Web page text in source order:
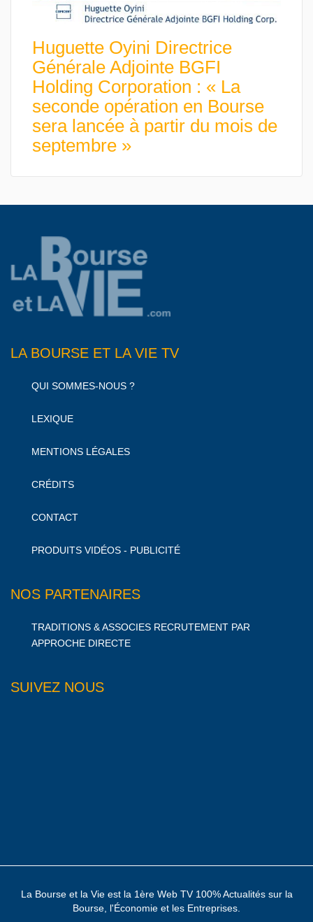
Huguette Oyini Directrice
Générale Adjointe BGFI
Holding Corporation : « La
seconde opération en Bourse
sera lancée à partir du mois de
septembre »
LA BOURSE ET LA VIE TV
QUI SOMMES-NOUS ?
LEXIQUE
MENTIONS LÉGALES
CRÉDITS
CONTACT
PRODUITS VIDÉOS - PUBLICITÉ
NOS PARTENAIRES
TRADITIONS & ASSOCIES RECRUTEMENT PAR
APPROCHE DIRECTE
SUIVEZ NOUS
La Bourse et la Vie est la 1ère Web TV 100% Actualités sur la
Bourse, l'Économie et les Entreprises.